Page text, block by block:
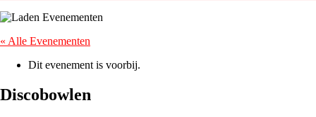
« Alle Evenementen
Dit evenement is voorbij.
Discobowlen